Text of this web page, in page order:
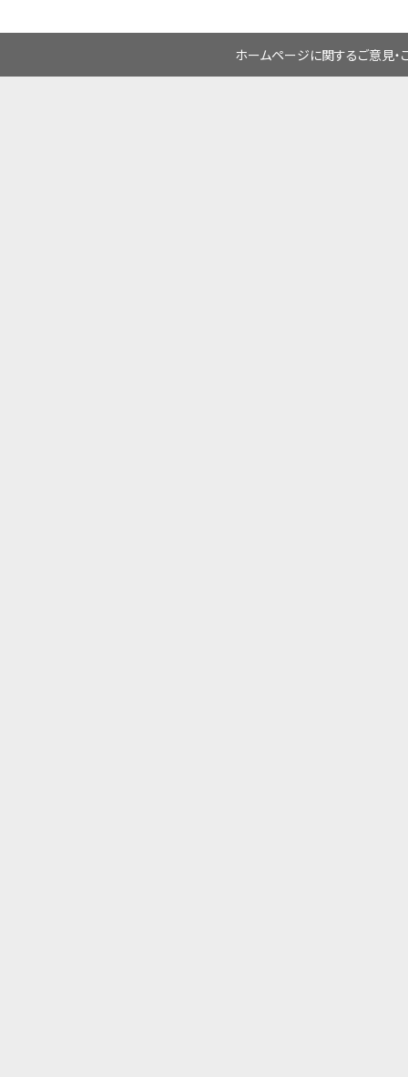
ホームページに関するご意見・